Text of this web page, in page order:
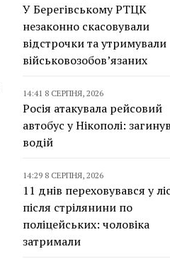
У Берегівському РТЦК
незаконно скасовували
відстрочки та утримували
військовозобов’язаних
14:41 8 СЕРПНЯ, 2026
Росія атакувала рейсовий
автобус у Нікополі: загинув
водій
14:29 8 СЕРПНЯ, 2026
11 днів переховувався у
після стрілянини по
поліцейських: чоловіка
затримали